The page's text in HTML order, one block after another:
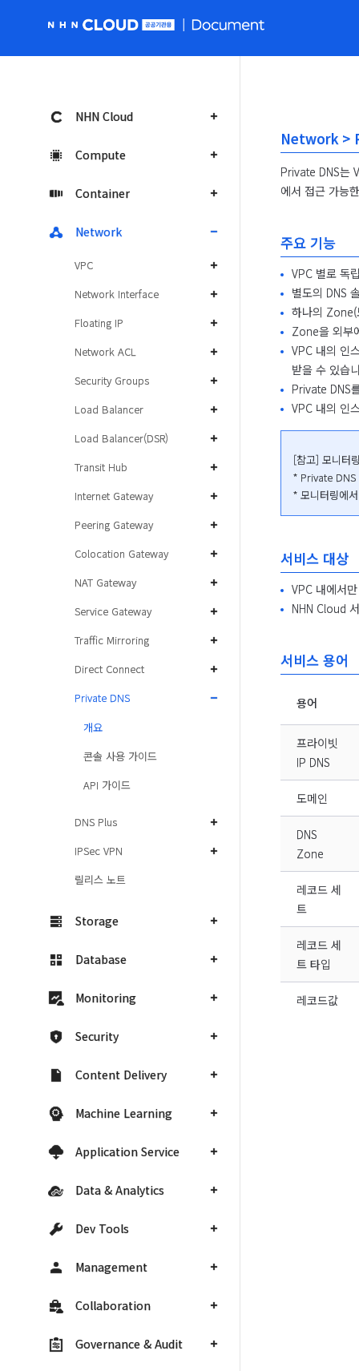
NHN Cloud
Compute
Container
Network
VPC
Network Interface
Floating IP
Network ACL
Security Groups
Load Balancer
Load Balancer(DSR)
Transit Hub
Internet Gateway
Peering Gateway
Colocation Gateway
NAT Gateway
Service Gateway
Traffic Mirroring
Direct Connect
Private DNS
개요
콘솔 사용 가이드
API 가이드
DNS Plus
IPSec VPN
릴리스 노트
Storage
Database
Monitoring
Security
Content Delivery
Machine Learning
Application Service
Data & Analytics
Dev Tools
Management
Collaboration
Governance & Audit
Network >
Private DNS는
에서 접근 가능
주요 기능
VPC 별로 독
별도의 DNS
하나의 Zone(
Zone을 외부
VPC 내의 인
받을 수 있습
Private DNS
VPC 내의 인
[참고] 모니터
* Private DNS
* 모니터링에
서비스 대상
VPC 내에서
NHN Cloud
서비스 용어
용어
프라이빗
IP DNS
도메인
DNS
Zone
레코드 세
트
레코드 세
트 타입
레코드값